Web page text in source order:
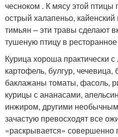
чесноком . К мясу этой птицы
острый халапеньо,
тимьян – эти травы сделают
тушеную птицу в
Курица хороша практически
картофель, булгур, чечевица,
баклажаны томаты, фасоль,
курицы с ананасами,
инжиром, другими
зачастую превосходят все
«раскрывается» совершенно